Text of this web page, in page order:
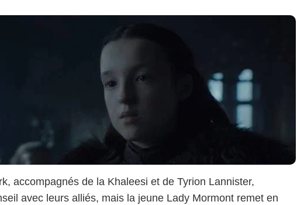
accompagnés de la Khaleesi et de Tyrion Lannister,
avec leurs alliés, mais la jeune Lady Mormont remet en